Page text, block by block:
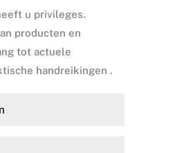
u privileges.
producten en
tot actuele
handreikingen .